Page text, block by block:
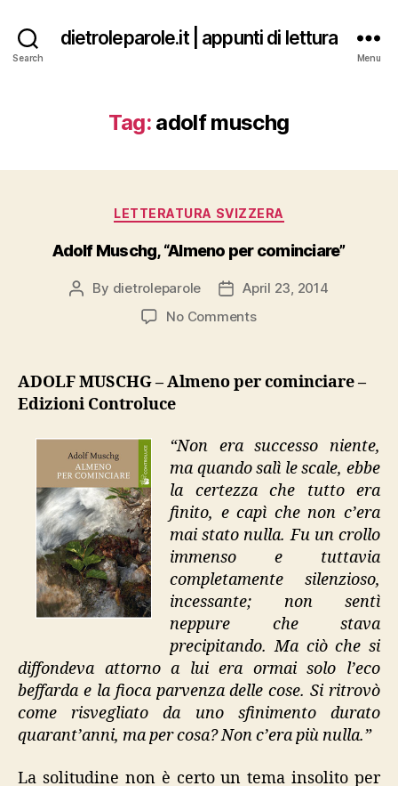
Search
dietroleparole.it | appunti di lettura
Menu
Tag: adolf muschg
Categories
LETTERATURA SVIZZERA
Adolf Muschg, “Almeno per cominciare”
Post
By dietroleparole
PostApril 23, 2014
No Commentson
“Almeno
ADOLF MUSCHG – Almeno per cominciare –
Edizioni Controluce
“Non era successo niente,
ma quando salì le scale, ebbe
la certezza che tutto era
finito, e capì che non c’era
mai stato nulla. Fu un crollo
immenso e tuttavia
completamente silenzioso,
incessante; non sentì
neppure che stava
precipitando. Ma ciò che si
diffondeva attorno a lui era ormai solo l’eco
beffarda e la fioca parvenza delle cose. Si ritrovò
come risvegliato da uno sfinimento durato
quarant’anni, ma per cosa? Non c’era più nulla.”
La solitudine non è certo un tema insolito per